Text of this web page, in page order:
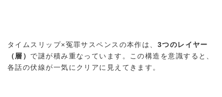
タイムスリップ×冤罪サスペンスの本作は、 3つのレイヤー
（層） で謎が積み重なっています。この構造を意識すると、
各話の伏線が一気にクリアに見えてきます。